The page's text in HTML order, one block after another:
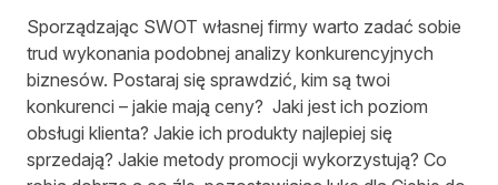
Sporządzając SWOT własnej firmy warto zadać sobie
trud wykonania podobnej analizy konkurencyjnych
biznesów. Postaraj się sprawdzić, kim są twoi
konkurenci – jakie mają ceny? Jaki jest ich poziom
obsługi klienta? Jakie ich produkty najlepiej się
sprzedają? Jakie metody promocji wykorzystują? Co